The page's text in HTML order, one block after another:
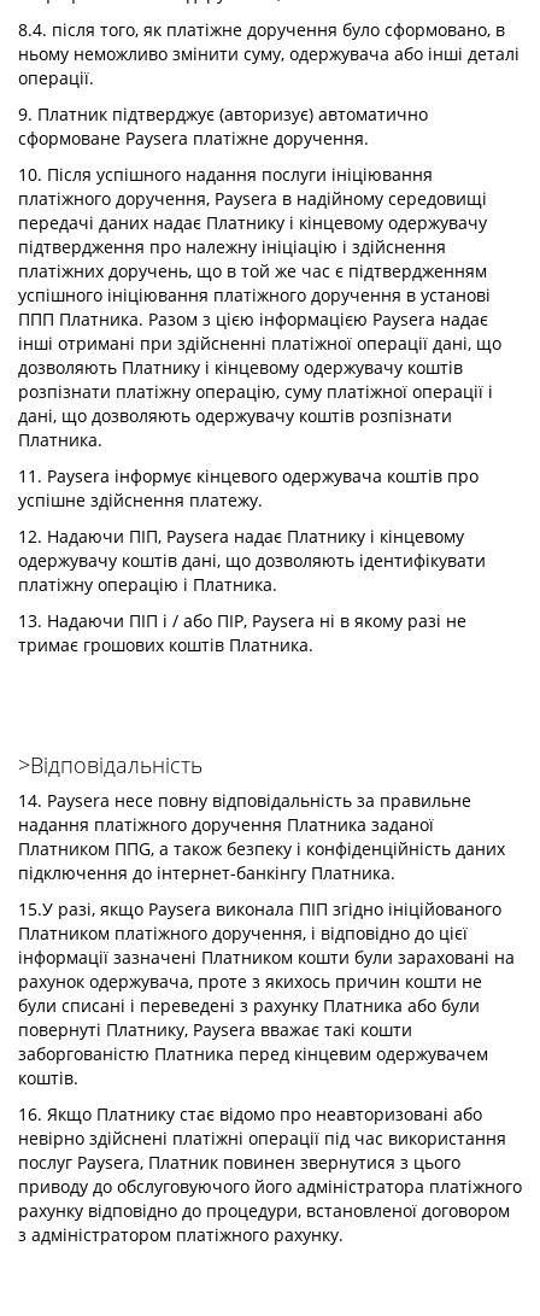
8.4. після того, як платіжне доручення було сформовано, в
ньому неможливо змінити суму, одержувача або інші деталі
операції.
9. Платник підтверджує (авторизує) автоматично
сформоване Paysera платіжне доручення.
10. Після успішного надання послуги ініціювання
платіжного доручення, Paysera в надійному середовищі
передачі даних надає Платнику і кінцевому одержувачу
підтвердження про належну ініціацію і здійснення
платіжних доручень, що в той же час є підтвердженням
успішного ініціювання платіжного доручення в установі
ППП Платника. Разом з цією інформацією Paysera надає
інші отримані при здійсненні платіжної операції дані, що
дозволяють Платнику і кінцевому одержувачу коштів
розпізнати платіжну операцію, суму платіжної операції і
дані, що дозволяють одержувачу коштів розпізнати
Платника.
11. Paysera інформує кінцевого одержувача коштів про
успішне здійснення платежу.
12. Надаючи ПІП, Paysera надає Платнику і кінцевому
одержувачу коштів дані, що дозволяють ідентифікувати
платіжну операцію і Платника.
13. Надаючи ПІП і / або ПІР, Paysera ні в якому разі не
тримає грошових коштів Платника.
>Відповідальність
14. Paysera несе повну відповідальність за правильне
надання платіжного доручення Платника заданої
Платником ППG, а також безпеку і конфіденційність даних
підключення до інтернет-банкінгу Платника.
15.У разі, якщо Paysera виконала ПІП згідно ініційованого
Платником платіжного доручення, і відповідно до цієї
інформації зазначені Платником кошти були зараховані на
рахунок одержувача, проте з якихось причин кошти не
були списані і переведені з рахунку Платника або були
повернуті Платнику, Paysera вважає такі кошти
заборгованістю Платника перед кінцевим одержувачем
коштів.
16. Якщо Платнику стає відомо про неавторизовані або
невірно здійснені платіжні операції під час використання
послуг Paysera, Платник повинен звернутися з цього
приводу до обслуговуючого його адміністратора платіжного
рахунку відповідно до процедури, встановленої договором
з адміністратором платіжного рахунку.